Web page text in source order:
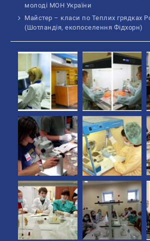
молоді МОН України
Майстер – класи по Теплих грядках
(Шотландія, екопоселення Фідхорн)